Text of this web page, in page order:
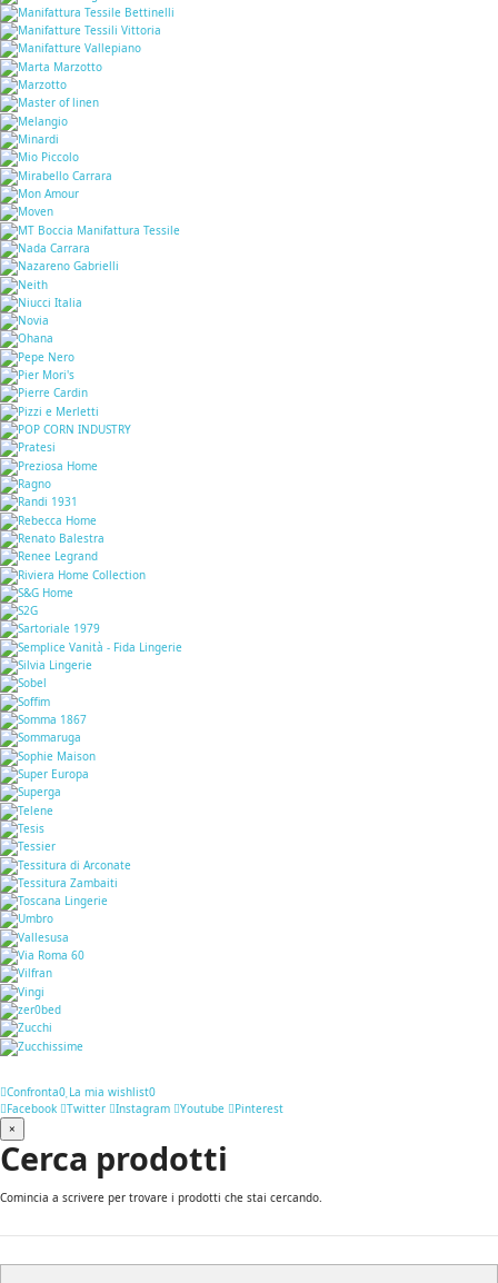
Confronta0 La mia wishlist0
Facebook
Twitter Instagram Youtube
Pinterest
×
Cerca prodotti
Comincia a scrivere per trovare i prodotti che stai cercando.